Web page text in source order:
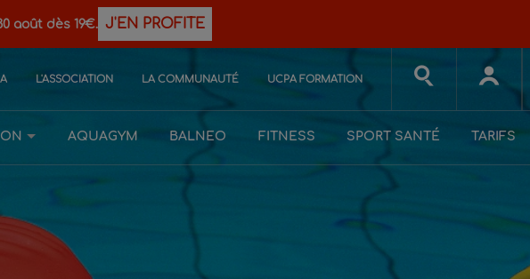
août dès 19€. J'EN PROFITE
L'ASSOCIATION LA COMMUNAUTÉ UCPA FORMATION
AQUAGYM BALNEO FITNESS SPORT SANTÉ TARIFS